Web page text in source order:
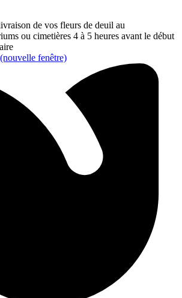
de vos fleurs de deuil au
ou cimetières 4 à 5 heures avant le début
(nouvelle fenêtre)